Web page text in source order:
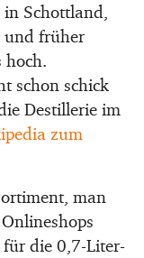
in Schottland,
und früher
hoch.
schon schick
Destillerie im
zum
man
für die 0,7-Liter-